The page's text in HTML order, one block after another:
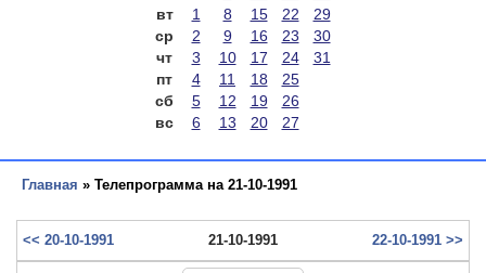
вт
1 8 15 22
29
ср
2 9 16 23
30
чт
3 10 17 24
31
пт
4 11 18
25
сб
5 12 19
26
вс
6 13 20 27
Главная » Телепрограмма на 21-10-1991
<< 20-10-1991 21-10-1991 22-10-1991 >>